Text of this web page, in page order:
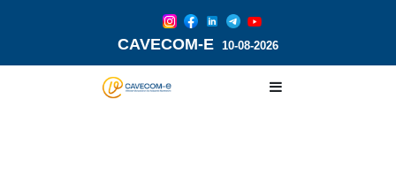
CAVECOM-E 10-08-2026